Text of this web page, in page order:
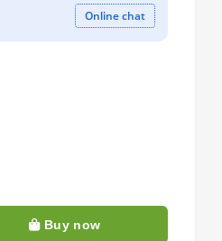
Online chat
Buy now